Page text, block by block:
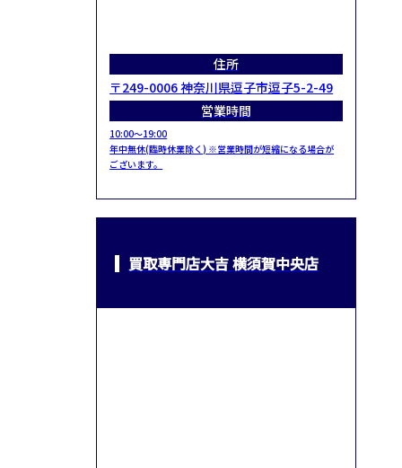
住所
〒249-0006 神奈川県逗子市逗子5-2-49
営業時間
10:00～19:00
年中無休(臨時休業除く) ※営業時間が短縮になる場合が
ございます。
買取専門店大吉 横須賀中央店